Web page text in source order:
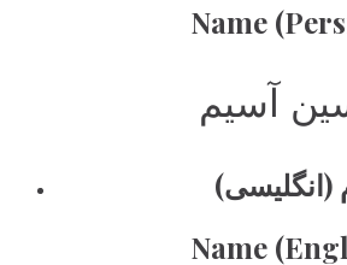
Name
آسیم
(انگلیسی)
Name